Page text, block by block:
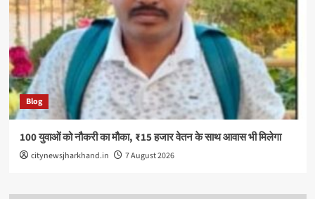
Blog
100 युवाओं को नौकरी का मौका, ₹15 हजार वेतन के साथ आवास भी मिलेगा
citynewsjharkhand.in 7 August 2026